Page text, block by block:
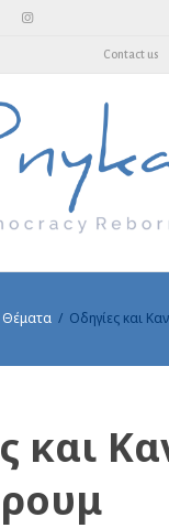
Contact us
Θέματα Οδηγίες και
και